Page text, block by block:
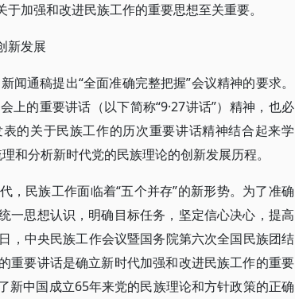
加强和改进民族工作的重要思想至关重要。
新发展
通稿提出“全面准确完整把握”会议精神的要求。
的重要讲话（以下简称“9·27讲话”）精神，也必
的关于民族工作的历次重要讲话精神结合起来学
和分析新时代党的民族理论的创新发展历程。
，民族工作面临着“五个并存”的新形势。为了准确
一思想认识，明确目标任务，坚定信心决心，提高
，中央民族工作会议暨国务院第六次全国民族团结
重要讲话是确立新时代加强和改进民族工作的重要
新中国成立65年来党的民族理论和方针政策的正确